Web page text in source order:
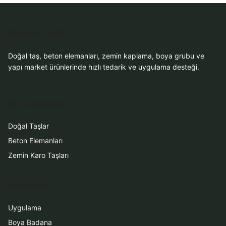
Doğal taş, beton elemanları, zemin kaplama, boya grubu ve
yapı market ürünlerinde hızlı tedarik ve uygulama desteği.
Doğal Taşlar
Beton Elemanları
Zemin Karo Taşları
Uygulama
Boya Badana